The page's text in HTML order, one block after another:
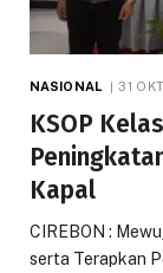
NASIONAL 31
KSOP
Kapal
CIREBON :
serta Terapkan